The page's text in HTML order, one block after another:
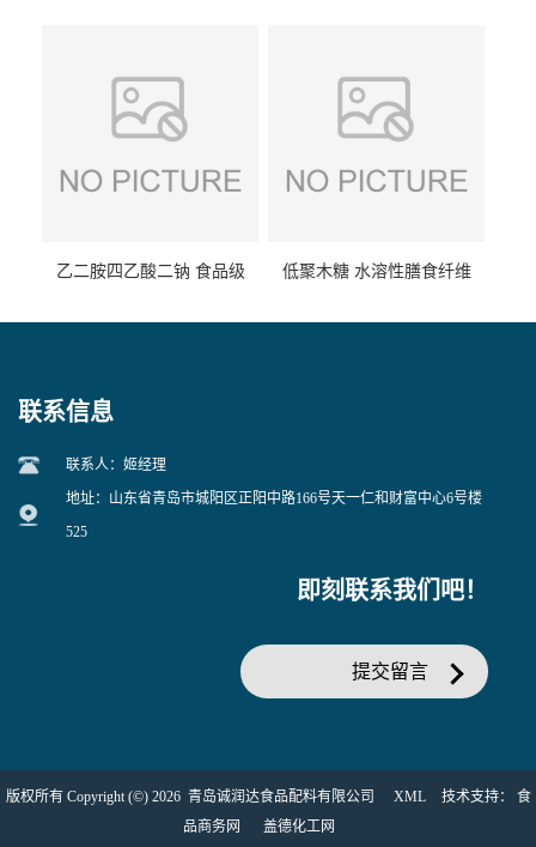
乙二胺四乙酸二钠 食品级
低聚木糖 水溶性膳食纤维
联系信息
联系人：姬经理
地址：山东省青岛市城阳区正阳中路166号天一仁和财富中心6号楼
525
即刻联系我们吧！
提交留言
版权所有 Copyright (©) 2026 青岛诚润达食品配料有限公司 XML 技术支持： 食
品商务网
盖德化工网